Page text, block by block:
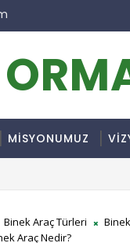
MİSYONUMUZ
Binek Araç Türleri
Araç Nedir?